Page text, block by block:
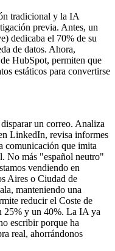
tradicional y la IA
previa. Antes, un
dedicaba el 70% de su
de datos. Ahora,
HubSpot, permiten que
estáticos para convertirse
un correo. Analiza
LinkedIn, revisa informes
comunicación que imita
No más "español neutro"
vendiendo en
Aires o Ciudad de
manteniendo una
reducir el Coste de
25% y un 40%. La IA ya
escribir porque ha
real, ahorrándonos